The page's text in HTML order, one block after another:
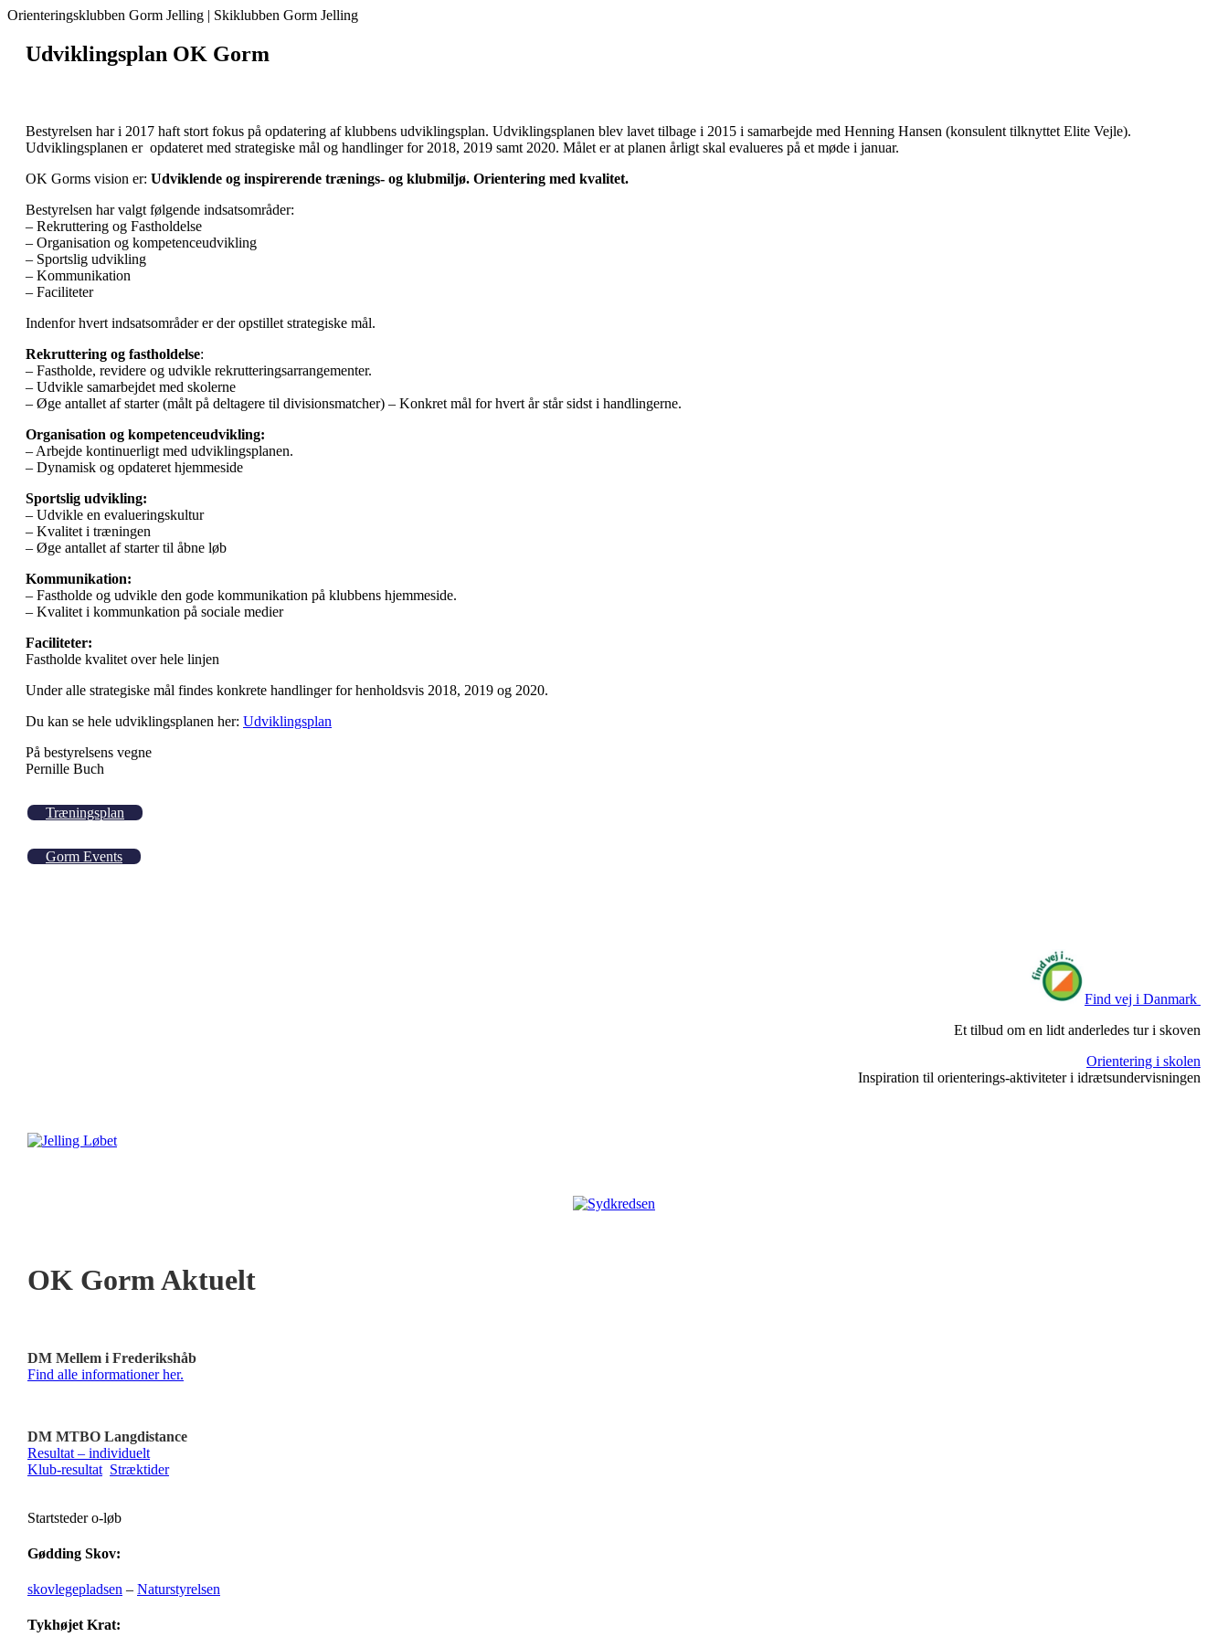
Orienteringsklubben Gorm Jelling | Skiklubben Gorm Jelling
Udviklingsplan OK Gorm
Bestyrelsen har i 2017 haft stort fokus på opdatering af klubbens udviklingsplan. Udviklingsplanen blev lavet tilbage i 2015 i samarbejde med Henning Hansen (konsulent tilknyttet Elite Vejle).
Udviklingsplanen er opdateret med strategiske mål og handlinger for 2018, 2019 samt 2020. Målet er at planen årligt skal evalueres på et møde i januar.
OK Gorms vision er: Udviklende og inspirerende trænings- og klubmiljø. Orientering med kvalitet.
Bestyrelsen har valgt følgende indsatsområder:
– Rekruttering og Fastholdelse
– Organisation og kompetenceudvikling
– Sportslig udvikling
– Kommunikation
– Faciliteter
Indenfor hvert indsatsområder er der opstillet strategiske mål.
Rekruttering og fastholdelse:
– Fastholde, revidere og udvikle rekrutteringsarrangementer.
– Udvikle samarbejdet med skolerne
– Øge antallet af starter (målt på deltagere til divisionsmatcher) – Konkret mål for hvert år står sidst i handlingerne.
Organisation og kompetenceudvikling:
– Arbejde kontinuerligt med udviklingsplanen.
– Dynamisk og opdateret hjemmeside
Sportslig udvikling:
– Udvikle en evalueringskultur
– Kvalitet i træningen
– Øge antallet af starter til åbne løb
Kommunikation:
– Fastholde og udvikle den gode kommunikation på klubbens hjemmeside.
– Kvalitet i kommunkation på sociale medier
Faciliteter:
Fastholde kvalitet over hele linjen
Under alle strategiske mål findes konkrete handlinger for henholdsvis 2018, 2019 og 2020.
Du kan se hele udviklingsplanen her: Udviklingsplan
På bestyrelsens vegne
Pernille Buch
Træningsplan
Gorm Events
Find vej i Danmark
Et tilbud om en lidt anderledes tur i skoven
Orientering i skolen
Inspiration til orienterings-aktiviteter i idrætsundervisningen
OK Gorm Aktuelt
DM Mellem i Frederikshåb
Find alle informationer her.
DM MTBO Langdistance
Resultat – individuelt
Klub-resultat Stræktider
Startsteder o-løb
Gødding Skov:
skovlegepladsen – Naturstyrelsen
Tykhøjet Krat: